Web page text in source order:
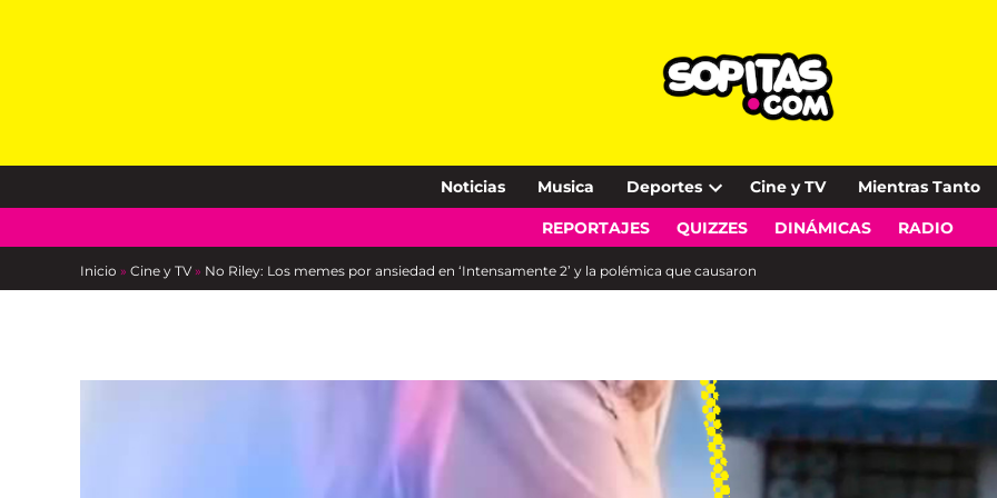
Noticias Musica Deportes
Open
dropdown
Cine y TV Mientras Tanto
REPORTAJES QUIZZES DINÁMICAS RADIO
Inicio » Cine y TV » No Riley: Los memes por ansiedad en ‘Intensamente 2’ y la polémica que causaron